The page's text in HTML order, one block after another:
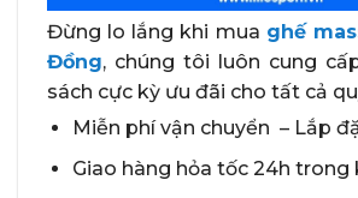
Đừng lo lắng khi mua ghế
Đồng, chúng tôi luôn cung
sách cực kỳ ưu đãi cho tất cả
Miễn phí vận chuyển – Lắp
Giao hàng hỏa tốc 24h trong